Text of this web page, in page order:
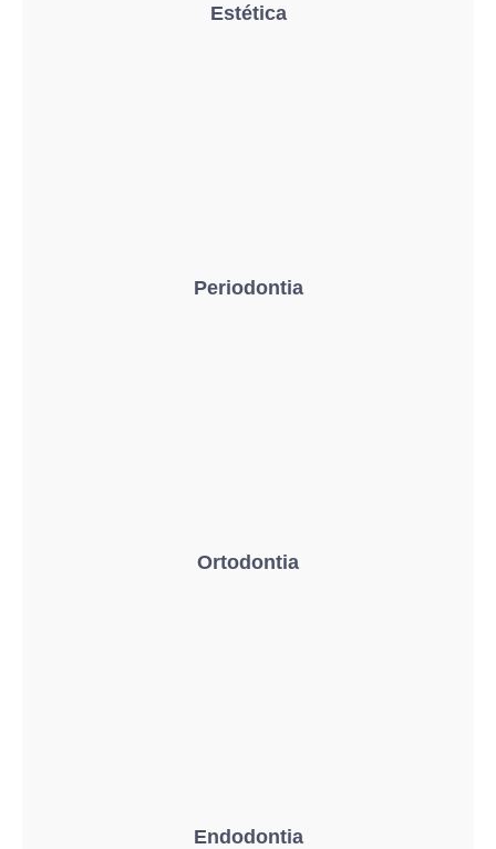
Estética
Periodontia
Ortodontia
Endodontia